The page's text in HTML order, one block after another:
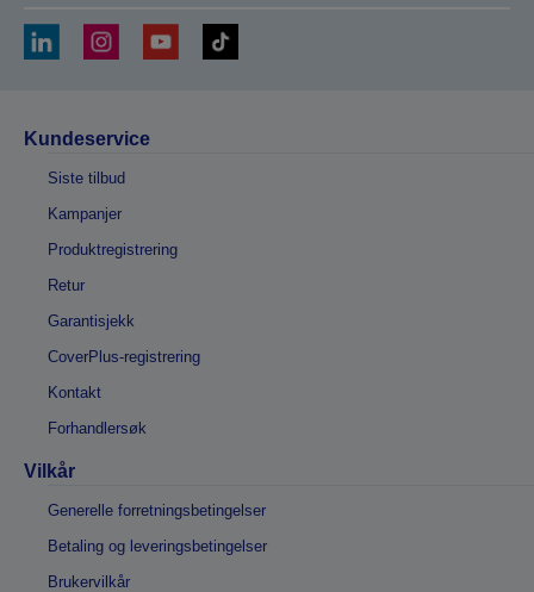
Kundeservice
Siste tilbud
Kampanjer
Produktregistrering
Retur
Garantisjekk
CoverPlus-registrering
Kontakt
Forhandlersøk
Vilkår
Generelle forretningsbetingelser
Betaling og leveringsbetingelser
Brukervilkår